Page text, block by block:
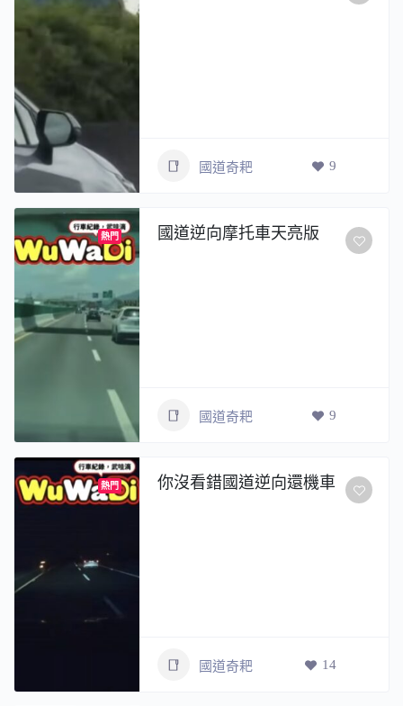
國道奇耙 9
熱門 國道逆向摩托車天亮版
國道奇耙 9
熱門 你沒看錯國道逆向還機車
國道奇耙 14